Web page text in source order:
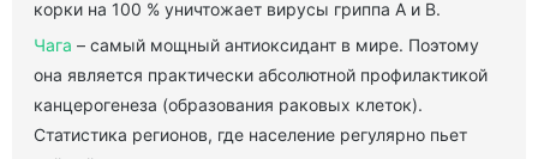
корки на 100 % уничтожает вирусы гриппа А и В.
Чага – самый мощный антиоксидант в мире. Поэтому
она является практически абсолютной профилактикой
канцерогенеза (образования раковых клеток).
Статистика регионов, где население регулярно пьет